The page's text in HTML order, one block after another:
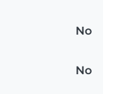
No
No